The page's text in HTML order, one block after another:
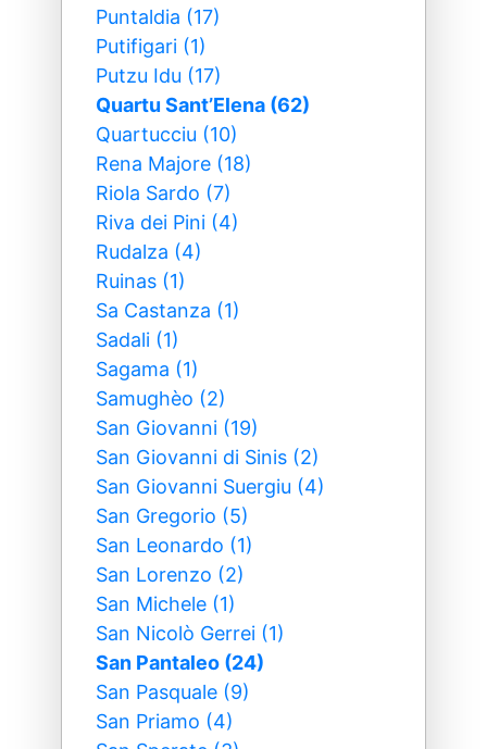
Puntaldia (17)
Putifigari (1)
Putzu Idu (17)
Quartu SantʼElena (62)
Quartucciu (10)
Rena Majore (18)
Riola Sardo (7)
Riva dei Pini (4)
Rudalza (4)
Ruinas (1)
Sa Castanza (1)
Sadali (1)
Sagama (1)
Samughèo (2)
San Giovanni (19)
San Giovanni di Sinis (2)
San Giovanni Suergiu (4)
San Gregorio (5)
San Leonardo (1)
San Lorenzo (2)
San Michele (1)
San Nicolò Gerrei (1)
San Pantaleo (24)
San Pasquale (9)
San Priamo (4)